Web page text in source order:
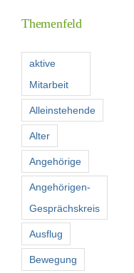
Themenfeld
aktive
Mitarbeit
Alleinstehende
Alter
Angehörige
Angehörigen-
Gesprächskreis
Ausflug
Bewegung